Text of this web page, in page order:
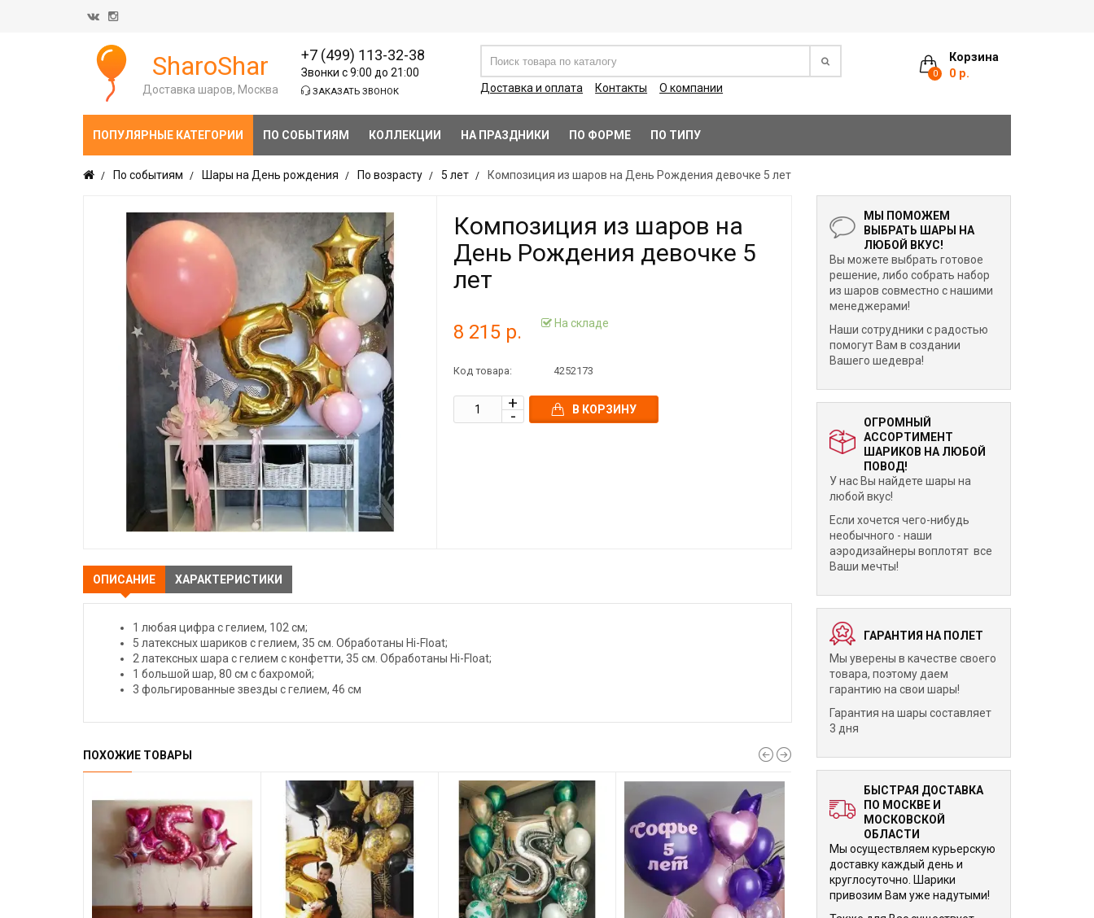
Корзина
0 0 р.
SharoShar
Доставка шаров, Москва
+7 (499) 113-32-38
Звонки с 9:00 до 21:00
ЗАКАЗАТЬ ЗВОНОК Доставка и оплата Контакты О компании
ПОПУЛЯРНЫЕ КАТЕГОРИИ ПО СОБЫТИЯМ КОЛЛЕКЦИИ НА ПРАЗДНИКИ ПО ФОРМЕ ПО ТИПУ
По событиям Шары на День рождения По возрасту 5 лет Композиция из шаров на День Рождения девочке 5 лет
Композиция из шаров на
День Рождения девочке 5
лет
8 215 р. На складе
Код товара: 4252173
В КОРЗИНУ
ОПИСАНИЕ ХАРАКТЕРИСТИКИ
1 любая цифра с гелием, 102 см;
5 латексных шариков с гелием, 35 см. Обработаны Hi-Float;
2 латексных шара с гелием с конфетти, 35 см. Обработаны Hi-Float;
1 большой шар, 80 см с бахромой;
3 фольгированные звезды с гелием, 46 см
ПОХОЖИЕ ТОВАРЫ
МЫ ПОМОЖЕМ
ВЫБРАТЬ ШАРЫ НА
ЛЮБОЙ ВКУС!
Вы можете выбрать готовое
решение, либо собрать набор
из шаров совместно с нашими
менеджерами!
Наши сотрудники с радостью
помогут Вам в создании
Вашего шедевра!
ОГРОМНЫЙ
АССОРТИМЕНТ
ШАРИКОВ НА ЛЮБОЙ
ПОВОД!
У нас Вы найдете шары на
любой вкус!
Если хочется чего-нибудь
необычного - наши
аэродизайнеры воплотят все
Ваши мечты!
ГАРАНТИЯ НА ПОЛЕТ
Мы уверены в качестве своего
товара, поэтому даем
гарантию на свои шары!
Гарантия на шары составляет
3 дня
БЫСТРАЯ ДОСТАВКА
ПО МОСКВЕ И
МОСКОВСКОЙ
ОБЛАСТИ
Мы осуществляем курьерскую
доставку каждый день и
круглосуточно. Шарики
привозим Вам уже надутыми!